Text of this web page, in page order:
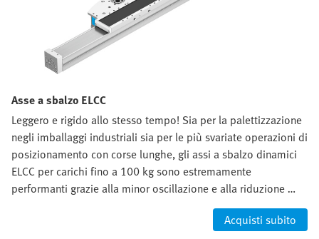
Asse a sbalzo ELCC
Leggero e rigido allo stesso tempo! Sia per la palettizzazione
negli imballaggi industriali sia per le più svariate operazioni di
posizionamento con corse lunghe, gli assi a sbalzo dinamici
ELCC per carichi fino a 100 kg sono estremamente
performanti grazie alla minor oscillazione e alla riduzione …
Acquisti subito